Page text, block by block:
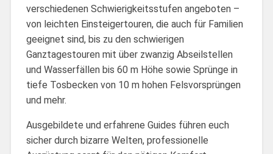
verschiedenen Schwierigkeitsstufen angeboten –
von leichten Einsteigertouren, die auch für Familien
geeignet sind, bis zu den schwierigen
Ganztagestouren mit über zwanzig Abseilstellen
und Wasserfällen bis 60 m Höhe sowie Sprünge in
tiefe Tosbecken von 10 m hohen Felsvorsprüngen
und mehr.
Ausgebildete und erfahrene Guides führen euch
sicher durch bizarre Welten, professionelle